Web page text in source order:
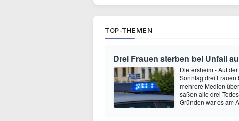
TOP-THEMEN
Drei Frauen sterben bei Unfall
Dietersheim - Auf
Sonntag drei Frauen
mehrere Medien
saßen alle drei
Gründen war es am